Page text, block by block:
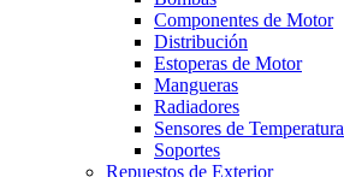
Componentes de Motor
Distribución
Estoperas de Motor
Mangueras
Radiadores
Sensores de Temperatura
Soportes
Repuestos de Exterior